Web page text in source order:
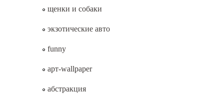
щенки и собаки
экзотические авто
funny
арт-wallpaper
абстракция